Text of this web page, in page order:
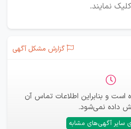
نمایند.
گزارش مشکل آگهی
و بنابراین اطلاعات تماس آن
داده نمی‌شود.
آگهی‌های مشابه